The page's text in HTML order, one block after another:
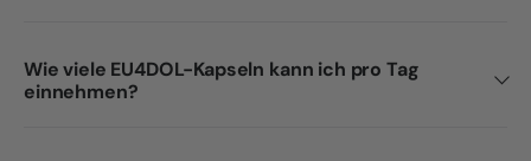
Wie viele EU4DOL-Kapseln kann ich pro Tag
einnehmen?